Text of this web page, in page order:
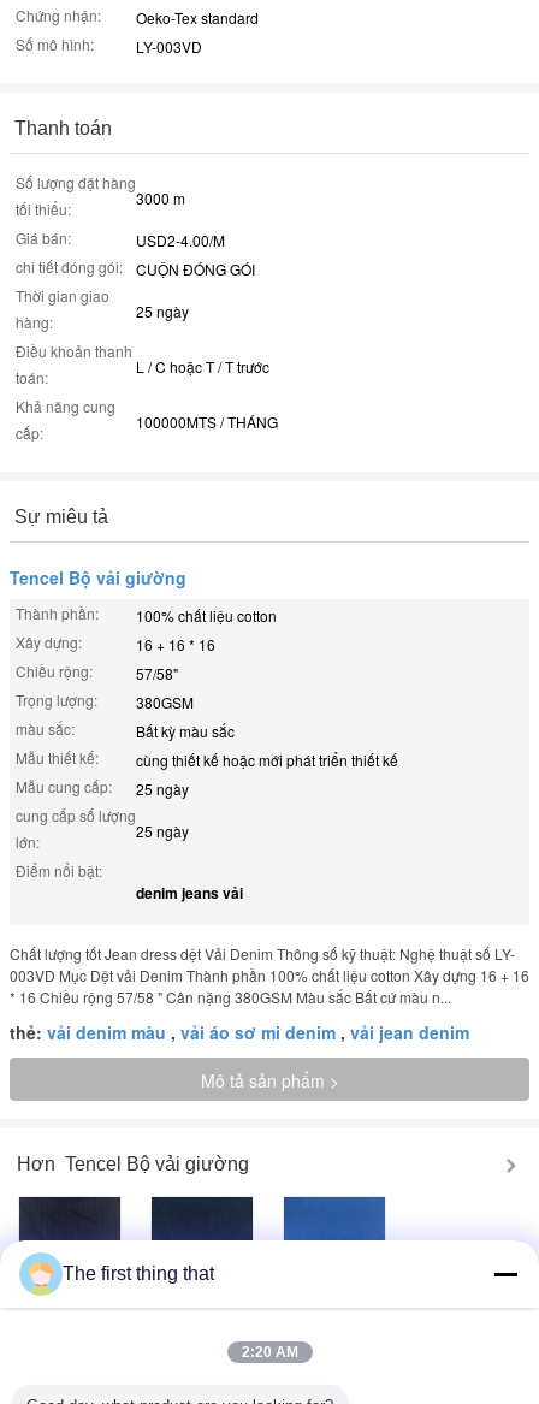
Chứng nhận:
Oeko-Tex standard
Số mô hình:
LY-003VD
Thanh toán
Số lượng đặt hàng
tối thiểu:
3000 m
Giá bán:
USD2-4.00/M
chi tiết đóng gói:
CUỘN ĐÓNG GÓI
Thời gian giao
hàng:
25 ngày
Điều khoản thanh
toán:
L / C hoặc T / T trước
Khả năng cung
cấp:
100000MTS / THÁNG
Sự miêu tả
Tencel Bộ vải giường
Thành phần:
100% chất liệu cotton
Xây dựng:
16 + 16 * 16
Chiều rộng:
57/58"
Trọng lượng:
380GSM
màu sắc:
Bất kỳ màu sắc
Mẫu thiết kế:
cùng thiết kế hoặc mới phát triển thiết kế
Mẫu cung cấp:
25 ngày
cung cấp số lượng
lớn:
25 ngày
Điểm nổi bật:
denim jeans vải
Chất lượng tốt Jean dress dệt Vải Denim Thông số kỹ thuật: Nghệ thuật số LY-
003VD Mục Dệt vải Denim Thành phần 100% chất liệu cotton Xây dựng 16 + 16
* 16 Chiều rộng 57/58 " Cân nặng 380GSM Màu sắc Bất cứ màu n...
thẻ: vải denim màu , vải áo sơ mi denim , vải jean denim
Mô tả sản phẩm >
Hơn Tencel Bộ vải giường
Phổ biến in
Thoải mái dệt Vải
Denim
The first thing that
2:20 AM